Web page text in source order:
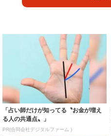
「占い師だけが知ってる〝お金が増え
る人の共通点〟」
PR(合同会社デジタルファーム )